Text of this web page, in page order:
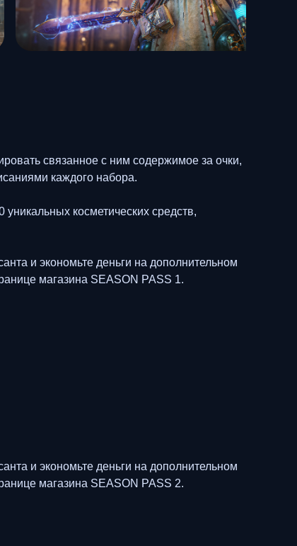
связанное с ним содержимое за очки,
каждого набора.
косметических средств,
и экономьте деньги на дополнительном
магазина SEASON PASS 1.
и экономьте деньги на дополнительном
магазина SEASON PASS 2.